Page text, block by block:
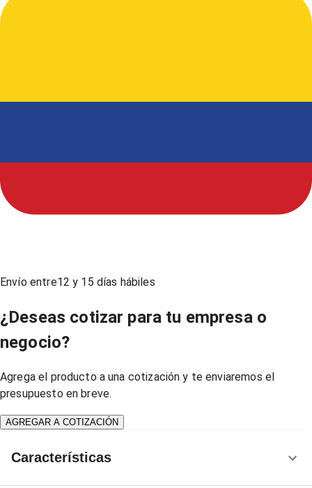
Envío entre12 y 15 días hábiles
¿Deseas cotizar para tu empresa o
negocio?
Agrega el producto a una cotización y te enviaremos el
presupuesto en breve.
AGREGAR A COTIZACIÓN
Características